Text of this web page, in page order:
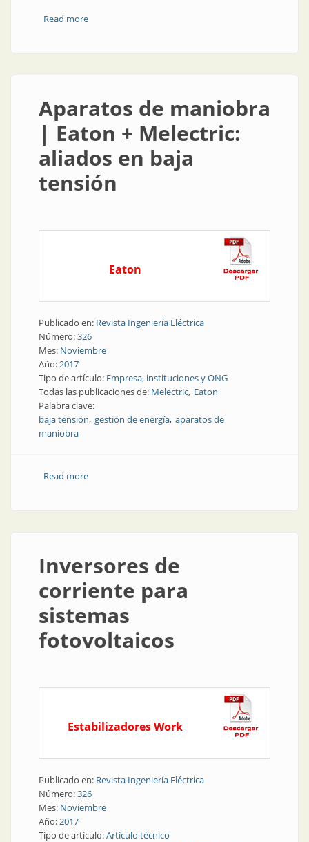
Read moreabout Acumulación de energía | Crexel: 30 años de
Aparatos de maniobra
| Eaton + Melectric:
aliados en baja
tensión
Eaton
Publicado en: Revista Ingeniería Eléctrica
Número:326
Mes: Noviembre
Año:2017
Tipo de artículo: Empresa, instituciones y ONG
Todas las publicaciones de: Melectric Eaton
Palabra clave:
baja tensión gestión de energía aparatos de
maniobra
Read moreabout Aparatos de maniobra | Eaton + Melectric:
Inversores de
corriente para
sistemas
fotovoltaicos
Estabilizadores Work
Publicado en: Revista Ingeniería Eléctrica
Número:326
Mes: Noviembre
Año:2017
Tipo de artículo:Artículo técnico